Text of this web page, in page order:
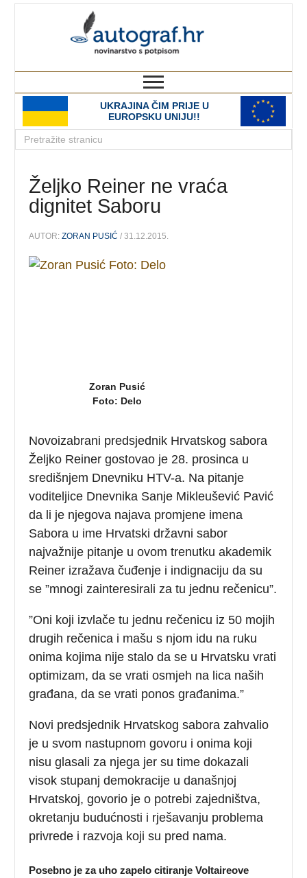
UKRAJINA ČIM PRIJE U
EUROPSKU UNIJU!!
Željko Reiner ne vraća
dignitet Saboru
AUTOR:ZORAN PUSIĆ / 31.12.2015.
Zoran Pusić
Foto: Delo
Novoizabrani predsjednik Hrvatskog sabora
Željko Reiner gostovao je 28. prosinca u
središnjem Dnevniku HTV-a. Na pitanje
voditeljice Dnevnika Sanje Mikleušević Pavić
da li je njegova najava promjene imena
Sabora u ime Hrvatski državni sabor
najvažnije pitanje u ovom trenutku akademik
Reiner izražava čuđenje i indignaciju da su
se ”mnogi zainteresirali za tu jednu rečenicu”.
”Oni koji izvlače tu jednu rečenicu iz 50 mojih
drugih rečenica i mašu s njom idu na ruku
onima kojima nije stalo da se u Hrvatsku vrati
optimizam, da se vrati osmjeh na lica naših
građana, da se vrati ponos građanima.”
Novi predsjednik Hrvatskog sabora zahvalio
je u svom nastupnom govoru i onima koji
nisu glasali za njega jer su time dokazali
visok stupanj demokracije u današnjoj
Hrvatskoj, govorio je o potrebi zajedništva,
okretanju budućnosti i rješavanju problema
privrede i razvoja koji su pred nama.
Posebno je za uho zapelo citiranje Voltaireove